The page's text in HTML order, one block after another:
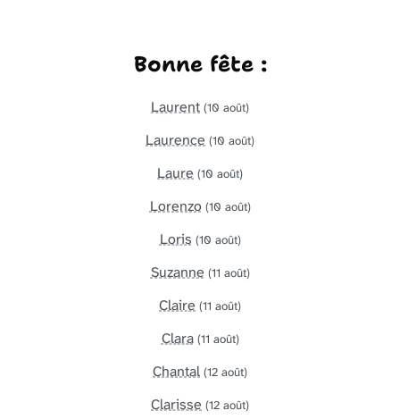
Bonne fête :
Laurent (10 août)
Laurence (10 août)
Laure (10 août)
Lorenzo (10 août)
Loris (10 août)
Suzanne (11 août)
Claire (11 août)
Clara (11 août)
Chantal (12 août)
Clarisse (12 août)